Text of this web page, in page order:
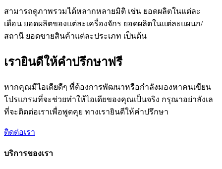
สามารถดูภาพรวมได้หลากหลายมิติ เช่น ยอดผลิตในแต่ละ
เดือน ยอดผลิตของแต่ละเครื่องจักร ยอดผลิตในแต่ละแผนก/
สถานี ยอดขายสินค้าแต่ละประเภท เป็นต้น
เรายินดีให้คำปรึกษาฟรี
หากคุณมีไอเดียดีๆ ที่ต้องการพัฒนาหรือกำลังมองหาคนเขียน
โปรแกรมที่จะช่วยทำให้ไอเดียของคุณเป็นจริง กรุณาอย่าลังเล
ที่จะติดต่อเราเพื่อพูดคุย ทางเรายินดีให้คำปรึกษา
ติดต่อเรา
บริการของเรา